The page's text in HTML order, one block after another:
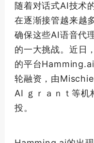
随着对话式AI技术
在逐渐接管越来越
确保这些AI语音代
的一大挑战。近日
的平台
轮融资，由
AI ｇｒａｎｔ等机
投。